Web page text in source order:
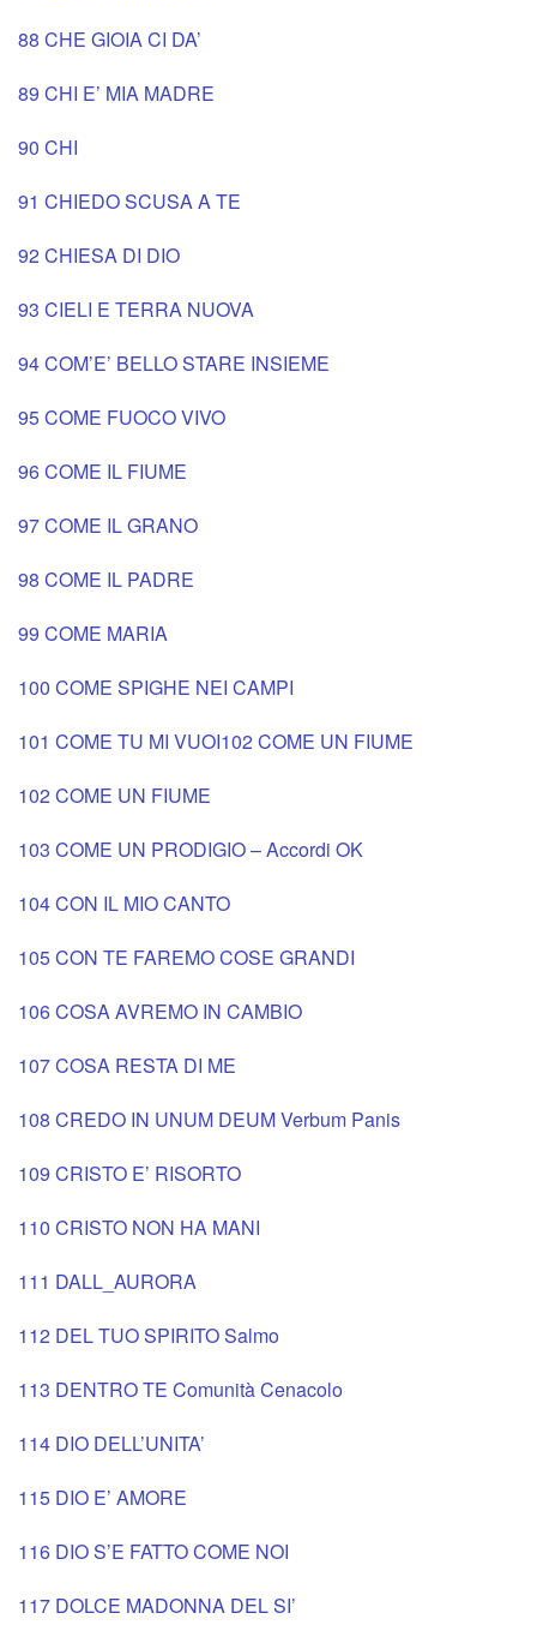
88 CHE GIOIA CI DA’
89 CHI E’ MIA MADRE
90 CHI
91 CHIEDO SCUSA A TE
92 CHIESA DI DIO
93 CIELI E TERRA NUOVA
94 COM’E’ BELLO STARE INSIEME
95 COME FUOCO VIVO
96 COME IL FIUME
97 COME IL GRANO
98 COME IL PADRE
99 COME MARIA
100 COME SPIGHE NEI CAMPI
101 COME TU MI VUOI102 COME UN FIUME
102 COME UN FIUME
103 COME UN PRODIGIO – Accordi OK
104 CON IL MIO CANTO
105 CON TE FAREMO COSE GRANDI
106 COSA AVREMO IN CAMBIO
107 COSA RESTA DI ME
108 CREDO IN UNUM DEUM Verbum Panis
109 CRISTO E’ RISORTO
110 CRISTO NON HA MANI
111 DALL_AURORA
112 DEL TUO SPIRITO Salmo
113 DENTRO TE Comunità Cenacolo
114 DIO DELL’UNITA’
115 DIO E’ AMORE
116 DIO S’E FATTO COME NOI
117 DOLCE MADONNA DEL SI’